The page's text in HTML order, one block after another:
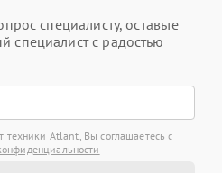
специалисту, оставьте
специалист с радостью
техники Atlant, Вы соглашаетесь с